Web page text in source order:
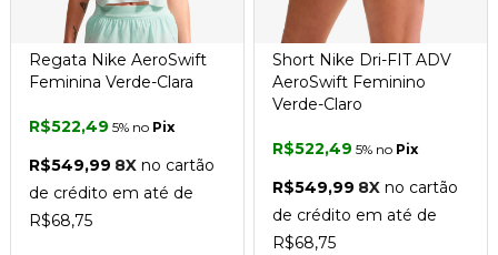
Regata Nike AeroSwift
Feminina Verde-Clara
R$522,49 5% no Pix
R$549,99 8Xno cartão
de crédito em até de
R$68,75
Short Nike Dri-FIT ADV
AeroSwift Feminino
Verde-Claro
R$522,49 5% no Pix
R$549,99 8X no cartão
de crédito em até de
R$68,75